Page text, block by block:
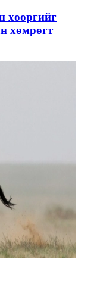
хөөргийг
хөмрөгт